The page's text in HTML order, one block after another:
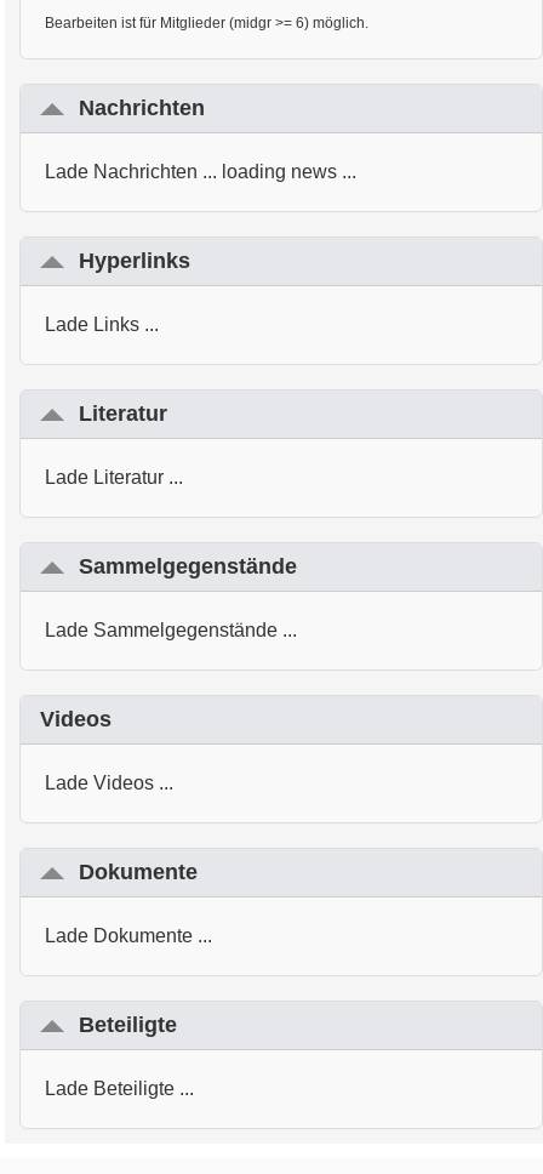
Bearbeiten ist für Mitglieder (midgr >= 6) möglich.
Nachrichten
Lade Nachrichten ... loading news ...
Hyperlinks
Lade Links ...
Literatur
Lade Literatur ...
Sammelgegenstände
Lade Sammelgegenstände ...
Videos
Lade Videos ...
Dokumente
Lade Dokumente ...
Beteiligte
Lade Beteiligte ...